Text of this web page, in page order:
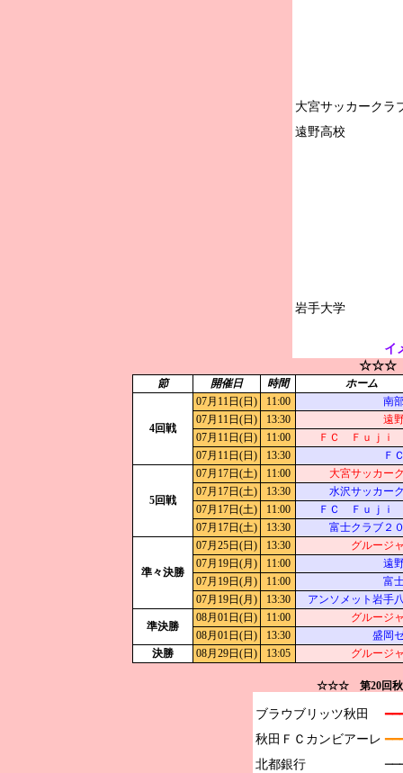
大宮サッカークラ
遠野高校
イ
☆☆☆
節 開催日 時間 ホーム
4回戦
07月11日(日) 11:00
南
07月11日(日)
13:30
遠
07月11日(日)
11:00
ＦＣ Ｆｕｊｉ
07月11日(日)
13:30 Ｆ
5回戦
07月17日(土) 11:00
大宮サッカー
07月17日(土)
13:30
水沢サッカー
07月17日(土)
11:00
ＦＣ Ｆｕｊｉ
07月17日(土)
13:30 富士クラブ２
準々決勝
07月25日(日) 13:30
グルージ
07月19日(月)
11:00
遠
07月19日(月)
11:00
富
07月19日(月)
13:30 アンソメット岩手
準決勝
08月01日(日) 11:00
グルージ
08月01日(日)
13:30
盛岡
決勝
08月29日(日) 13:05 グルージ
☆☆☆ 第20回秋
ブラウブリッツ秋田
秋田ＦＣカンビアーレ
北都銀行